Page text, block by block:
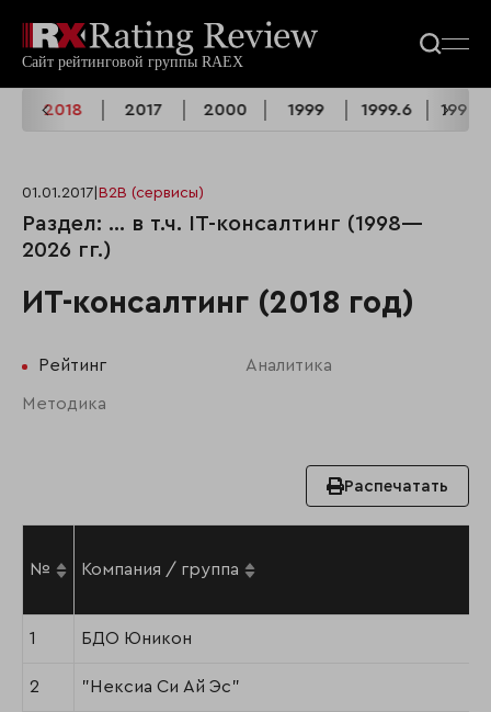
2018 2017 2000 1999 1999.6
01.01.2017 B2B (сервисы)
Раздел: ... в т.ч. IT-консалтинг (1998—
2026 гг.)
ИТ-консалтинг (2018 год)
Рейтинг Аналитика
Методика
Распечатать
№ Компания / группа
1 БДО Юникон
2 "Нексиа Си Ай Эс"